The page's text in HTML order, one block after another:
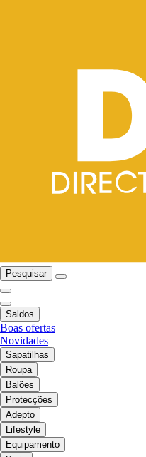
Pesquisar
Saldos
Boas ofertas
Novidades
Sapatilhas
Roupa
Balões
Protecções
Adepto
Lifestyle
Equipamento